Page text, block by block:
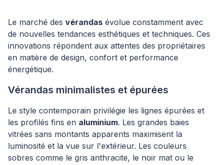
Le marché des vérandas évolue constamment avec
de nouvelles tendances esthétiques et techniques. Ces
innovations répondent aux attentes des propriétaires
en matière de design, confort et performance
énergétique.
Vérandas minimalistes et épurées
Le style contemporain privilégie les lignes épurées et
les profilés fins en aluminium. Les grandes baies
vitrées sans montants apparents maximisent la
luminosité et la vue sur l'extérieur. Les couleurs
sobres comme le gris anthracite, le noir mat ou le